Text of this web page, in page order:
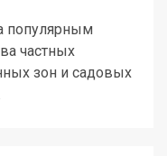
популярным
частных
зон и садовых